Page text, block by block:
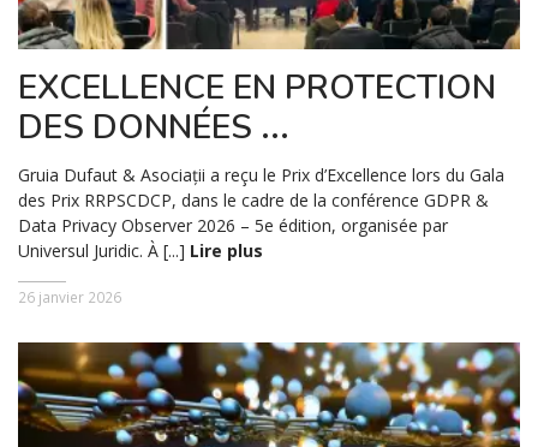
EXCELLENCE EN PROTECTION
DES DONNÉES ...
Gruia Dufaut & Asociații a reçu le Prix d’Excellence lors du Gala
des Prix RRPSCDCP, dans le cadre de la conférence GDPR &
Data Privacy Observer 2026 – 5e édition, organisée par
Universul Juridic. À [...] Lire plus
26 janvier 2026